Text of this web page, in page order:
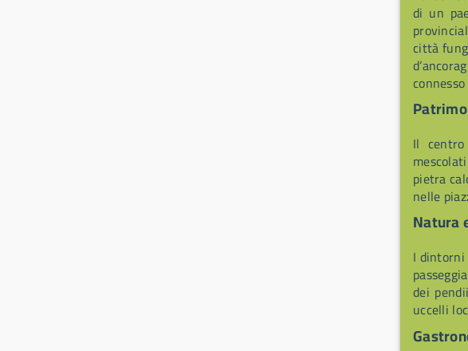
di un
città
Il
pietra
nelle
Natura
I dintorni
dei
uccelli